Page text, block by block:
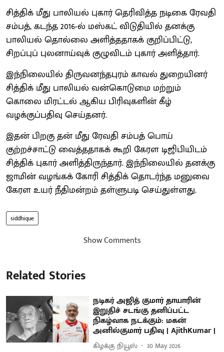
சித்திக் மீது பாலியல் புகார் தெரிவித்த நடிகை ரேவதி
சம்பத், கடந்த 2016-ல் மஸ்கட் விடுதியில் தனக்கு
பாலியல் தொல்லை அளித்ததாகக் குறிப்பிட்டு,
சிறப்புப் புலனாய்வுக் குழுவிடம் புகார் அளித்தார்.
இந்நிலையில் திருவனந்தபுரம் காவல் துறையினர்
சித்திக் மீது பாலியல் வன்கொடுமை மற்றும்
கொலை மிரட்டல் ஆகிய பிரிவுகளின் கீழ்
வழக்குப்பதிவு செய்தனர்.
இதன் பிறகு தன் மீது ரேவதி சம்பத் பொய்
குற்றச்சாட்டு வைத்ததாகக் கூறி கேரள டிஜிபியிடம்
சித்திக் புகார் அளித்திருந்தார். இந்நிலையில் தனக்கு
ஜாமின் வழங்கக் கோரி சித்திக் தொடர்ந்த மனுவை
கேரள உயர் நீதிமன்றம் தள்ளுபடி செய்துள்ளது.
siddhique
Show Comments
Related Stories
நடிகர் அஜித் குமார் தாயாரின்
இறுதிச் சடங்கு தனிப்பட்ட
நிகழ்வாக நடக்கும்: மகன்
அனில்குமார் பதிவு | AjithKumar |
கிழக்கு நியூஸ் 30 May 2026